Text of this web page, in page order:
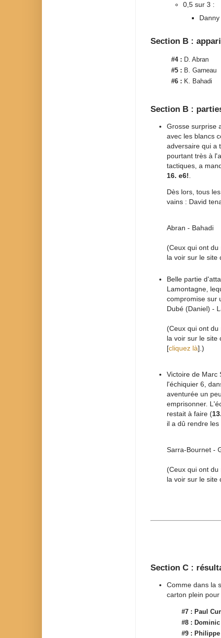
0,5 sur 3 :
Section B :
#4 : D. Abran
#5 : B. Garneau
#6 : K. Bahadi
Section B :
Grosse surprise
avec les blancs
adversaire qui a
pourtant très à
tactiques, a
16. e6!
Dès lors, tous
vains : David
Abran - Bahadi
(Ceux qui ont
la voir sur le site
Belle partie
Lamontagne,
compromise sur
Dubé (Daniel) -
(Ceux qui ont
la voir sur le site
[cliquez là].)
Victoire de Marc
l'échiquier 6,
aventurée un
emprisonner.
restait à faire (
il a dû rendre les
Sarra-Bournet -
(Ceux qui ont
la voir sur le site
Section C :
Comme dans la
carton plein
#7 : Paul
#8 :
#9 :